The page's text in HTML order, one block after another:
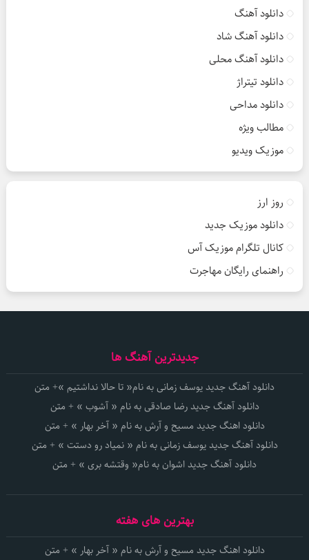
دانلود آهنگ
دانلود آهنگ شاد
دانلود آهنگ محلی
دانلود تیتراژ
دانلود مداحی
مطالب ویژه
موزیک ویدیو
روز ارز
دانلود موزیک جدید
کانال تلگرام موزیک آس
راهنمای رایگان مهاجرت
جدیدترین آهنگ ها
دانلود آهنگ جدید یوسف زمانی به نام« تا حالا نداشتیم »+ متن
دانلود آهنگ جدید رضا صادقی به نام « آشوب » + متن
دانلود اهنگ جدید مسیح و آرش به نام « آخر بهار » + متن
دانلود آهنگ جدید یوسف زمانی به نام « نمیاد رو دستت » + متن
دانلود آهنگ جدید اشوان به نام« وقتشه بری » + متن
بهترین های هفته
دانلود اهنگ جدید مسیح و آرش به نام « آخر بهار » + متن